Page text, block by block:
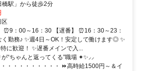
駅」から徒歩2分
⏰9：00～16：30 【遅番】 ⏰16：30～23：
勤務♪ ✨週4日～OK！安定して働けます◎ ✨
に歓迎！ ✨遅番メインで入...
“ちゃんと返ってくる”職場 ✦✨⸝⸝
・・・・・・・・・ ⏩高時給1500円～＆イ